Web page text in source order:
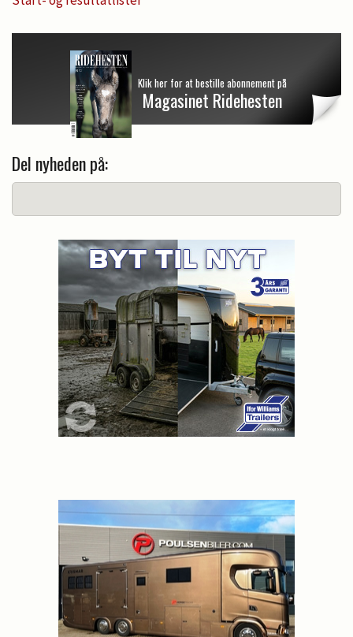
Klik her for at bestille abonnement på
Magasinet Ridehesten
Del nyheden på: